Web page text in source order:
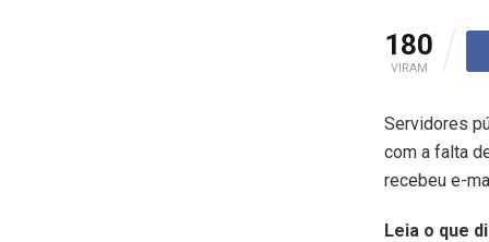
180
VIRAM
Servidores
com a falta
recebeu e-
Leia o que